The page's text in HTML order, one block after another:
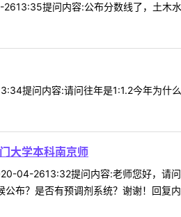
提问内容:公布分数线了，土木
提问内容:请问往年是1:1.2今年为什
大学本科南京师
04-2613:32提问内容:老师您好，请
布？是否有预调剂系统？谢谢！回复